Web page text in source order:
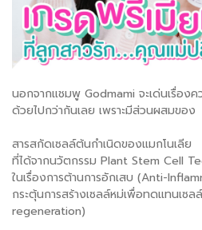
นอกจากแชมพู Godmami จะเด่นเรื่อง
ด้วยไปกว่ากันเลย เพราะมีส่วนผสมของ
สารสกัดเซลล์ต้นกำเนิดของแมกโนเลีย
ที่ได้จากนวัตกรรม Plant Stem Cell
ในเรื่องการต้านการอักเสบ (Anti-
กระตุ้นการสร้างเซลล์หม่เพื่อทดแทนเซ
regeneration)